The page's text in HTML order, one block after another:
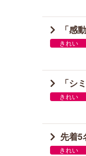
「感
きれい
「シ
きれい
先着5
きれい